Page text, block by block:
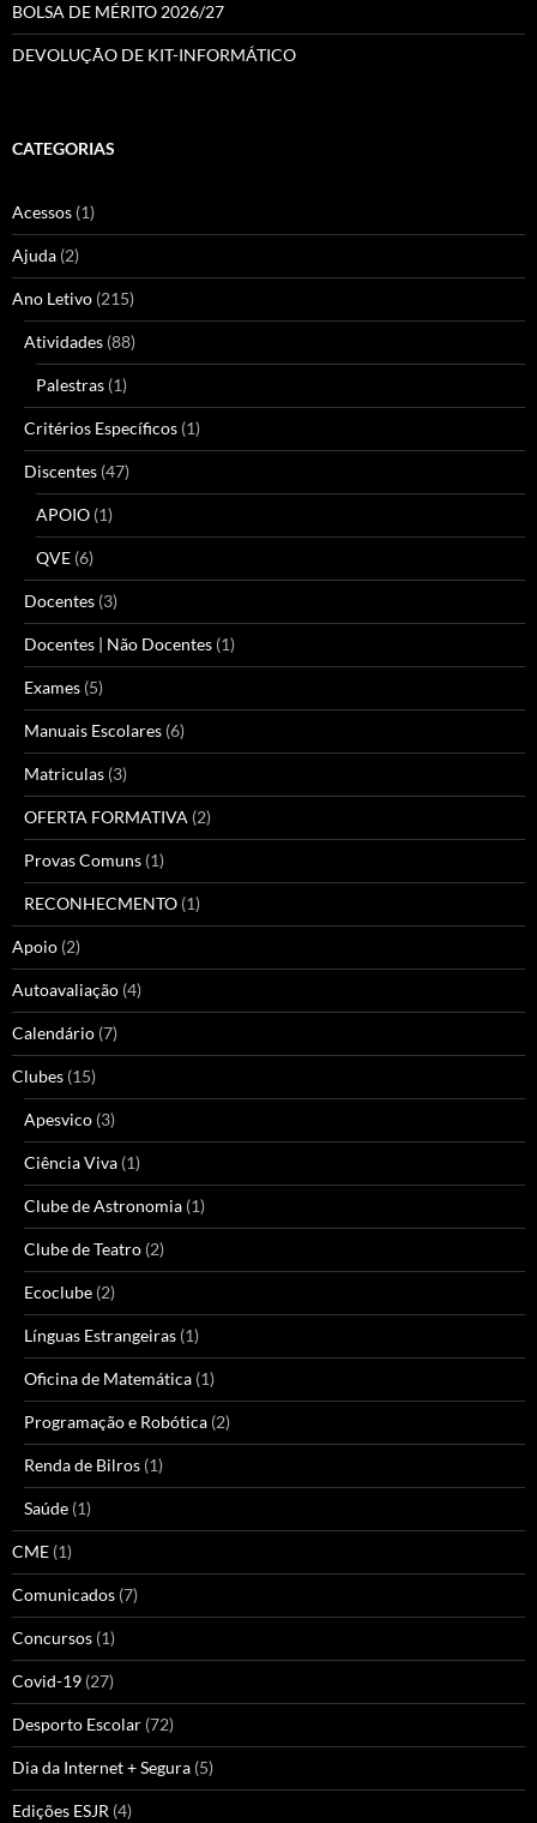
BOLSA DE MÉRITO 2026/27
DEVOLUÇÃO DE KIT-INFORMÁTICO
CATEGORIAS
Acessos (1)
Ajuda (2)
Ano Letivo (215)
Atividades (88)
Palestras (1)
Critérios Específicos (1)
Discentes (47)
APOIO (1)
QVE (6)
Docentes (3)
Docentes | Não Docentes (1)
Exames (5)
Manuais Escolares (6)
Matriculas (3)
OFERTA FORMATIVA (2)
Provas Comuns (1)
RECONHECMENTO (1)
Apoio (2)
Autoavaliação (4)
Calendário (7)
Clubes (15)
Apesvico (3)
Ciência Viva (1)
Clube de Astronomia (1)
Clube de Teatro (2)
Ecoclube (2)
Línguas Estrangeiras (1)
Oficina de Matemática (1)
Programação e Robótica (2)
Renda de Bilros (1)
Saúde (1)
CME (1)
Comunicados (7)
Concursos (1)
Covid-19 (27)
Desporto Escolar (72)
Dia da Internet + Segura (5)
Edições ESJR (4)